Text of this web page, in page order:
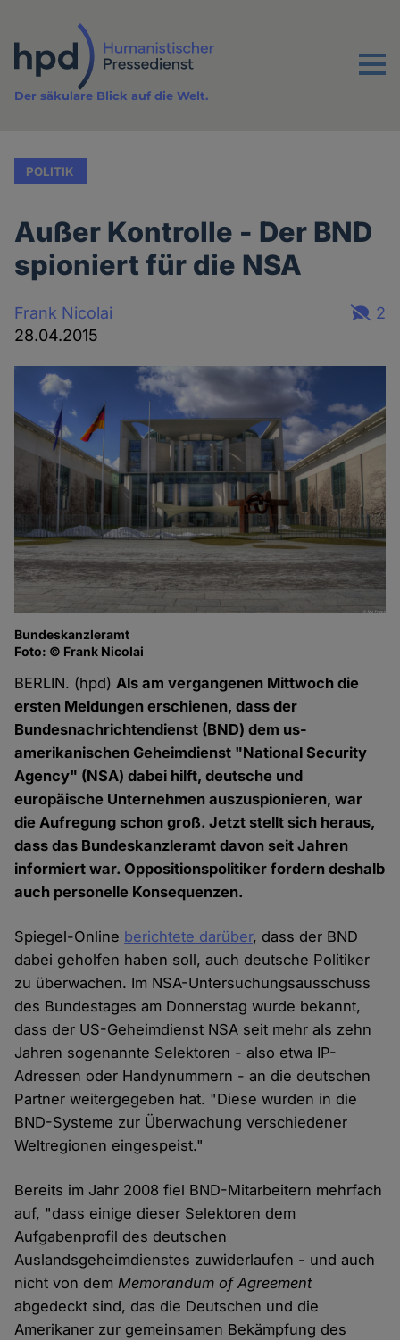
Inhalt
Menu
Der säkulare Blick auf die Welt.
POLITIK
Außer Kontrolle - Der BND
spioniert für die NSA
Frank Nicolai
28.04.2015
2
Bundeskanzleramt
Foto: © Frank Nicolai
BERLIN. (hpd)Als am vergangenen Mittwoch die
ersten Meldungen erschienen, dass der
Bundesnachrichtendienst (BND) dem us-
amerikanischen Geheimdienst "National Security
Agency" (NSA) dabei hilft, deutsche und
europäische Unternehmen auszuspionieren, war
die Aufregung schon groß. Jetzt stellt sich heraus,
dass das Bundeskanzleramt davon seit Jahren
informiert war. Oppositionspolitiker fordern deshalb
auch personelle Konsequenzen.
Spiegel-Online berichtete darüber, dass der BND
dabei geholfen haben soll, auch deutsche Politiker
zu überwachen. Im NSA-Untersuchungsausschuss
des Bundestages am Donnerstag wurde bekannt,
dass der US-Geheimdienst NSA seit mehr als zehn
Jahren sogenannte Selektoren - also etwa IP-
Adressen oder Handynummern - an die deutschen
Partner weitergegeben hat. "Diese wurden in die
BND-Systeme zur Überwachung verschiedener
Weltregionen eingespeist."
Bereits im Jahr 2008 fiel BND-Mitarbeitern mehrfach
auf, "dass einige dieser Selektoren dem
Aufgabenprofil des deutschen
Auslandsgeheimdienstes zuwiderlaufen - und auch
nicht von demMemorandum of Agreement
abgedeckt sind, das die Deutschen und die
Amerikaner zur gemeinsamen Bekämpfung des